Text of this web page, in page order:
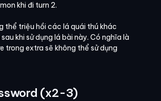
khi đi turn 2.
thể triệu hồi các lá quái thú khác
khi sử dụng lá bài này. Có nghĩa là
trong extra sẽ không thể sử dụng
(x2-3)